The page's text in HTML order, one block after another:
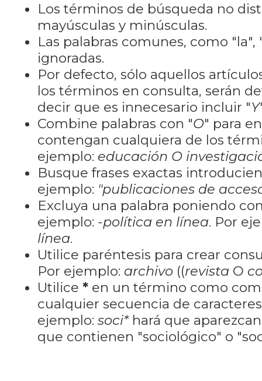
Los términos de búsqueda no
mayúsculas y minúsculas.
Las palabras comunes, como "la",
ignoradas.
Por defecto, sólo aquellos
los términos en consulta, serán
decir que es innecesario incluir "Y
Combine palabras con "O" para
contengan cualquiera de los
ejemplo: educación O
Busque frases exactas
ejemplo: "publicaciones de
Excluya una palabra poniendo
ejemplo: -política en línea. Por
línea.
Utilice paréntesis para crear
Por ejemplo: archivo ((revista O
Utilice *en un término como
cualquier secuencia de
ejemplo: soci*hará que
que contienen "sociológico" o